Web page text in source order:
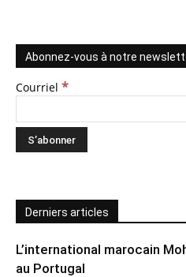
Abonnez-vous à notre
Courriel *
Derniers articles
L’international marocain
au Portugal